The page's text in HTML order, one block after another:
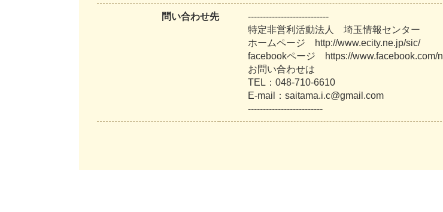
問い合わせ先 ---------------------------
特定非営利 活動法人 埼玉情報センター
ホームページ http://www.ecity.ne.jp/sic/
facebookページ https://www.facebook.com/n
お問い合わせは
TEL ： 048-710-6610
E-mai ： saitama.i.c@gmai .com
-------------------------